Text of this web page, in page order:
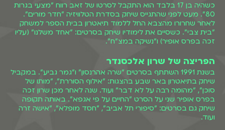
כשהיה בן 17 בלבד הוא התקבל לסרטו של זאב רווח "מצעי בגרות
80". מעט לפני שהתגייס שיחק בסדרת הטלוויזיה "חדר מורים".
לאחר שחרורו מהצבא החל ללמוד תיאטרון בבית הספר למשחק
"בית צבי". כשסיים את לימודיו שיחק בסרטים: "אחד משלנו" (עליו
זכה בפרס אופיר) ו"נשיקה במצ"ח".
הפריצה של שרון אלכסנדר
בשנת 1991 השתתף בסרטים "שרה אהרנסון" ו"גמר גביע". במקביל
שיחק בתיאטרון באר שבע בהצגות: "אילוף הסוררת", "מותו של
סוכן", "מהומה רבה על לא דבר" ועוד. שנה לאחר מכן שרון זכה
בפרס אופיר שני על הסרט "החיים על פי אגפא". באותה תקופה
שיחק גם בסרטים: "סיפורי תל אביב", "חסד מופלא", "אישה זרה
ועוד.